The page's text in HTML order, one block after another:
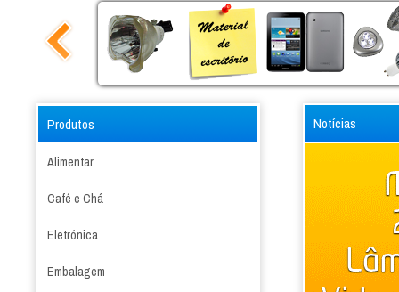
Produtos
Alimentar
Café e Chá
Eletrónica
Embalagem
Notícias